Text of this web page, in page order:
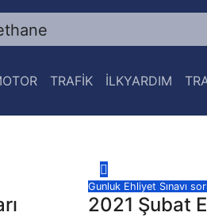
TRAFİK İLKYARDIM
Gunluk Ehliyet Sınavı
2021 Şubat